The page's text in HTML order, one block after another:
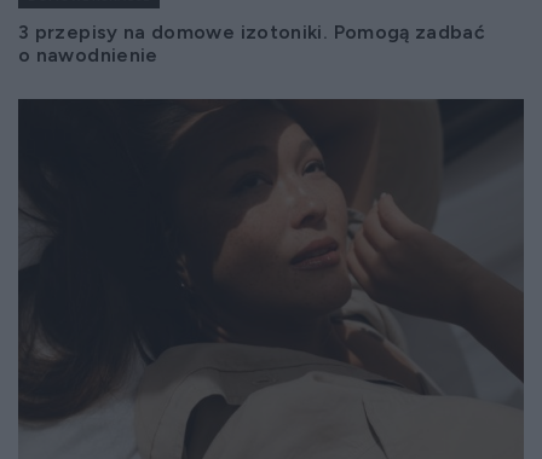
3 przepisy na domowe izotoniki. Pomogą zadbać
o nawodnienie